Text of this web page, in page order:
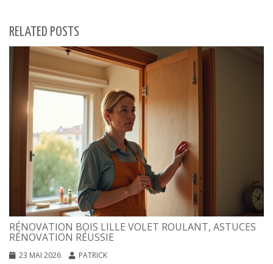
RELATED POSTS
RÉNOVATION BOIS LILLE VOLET ROULANT, ASTUCES
RÉNOVATION RÉUSSIE
23 MAI 2026 PATRICK